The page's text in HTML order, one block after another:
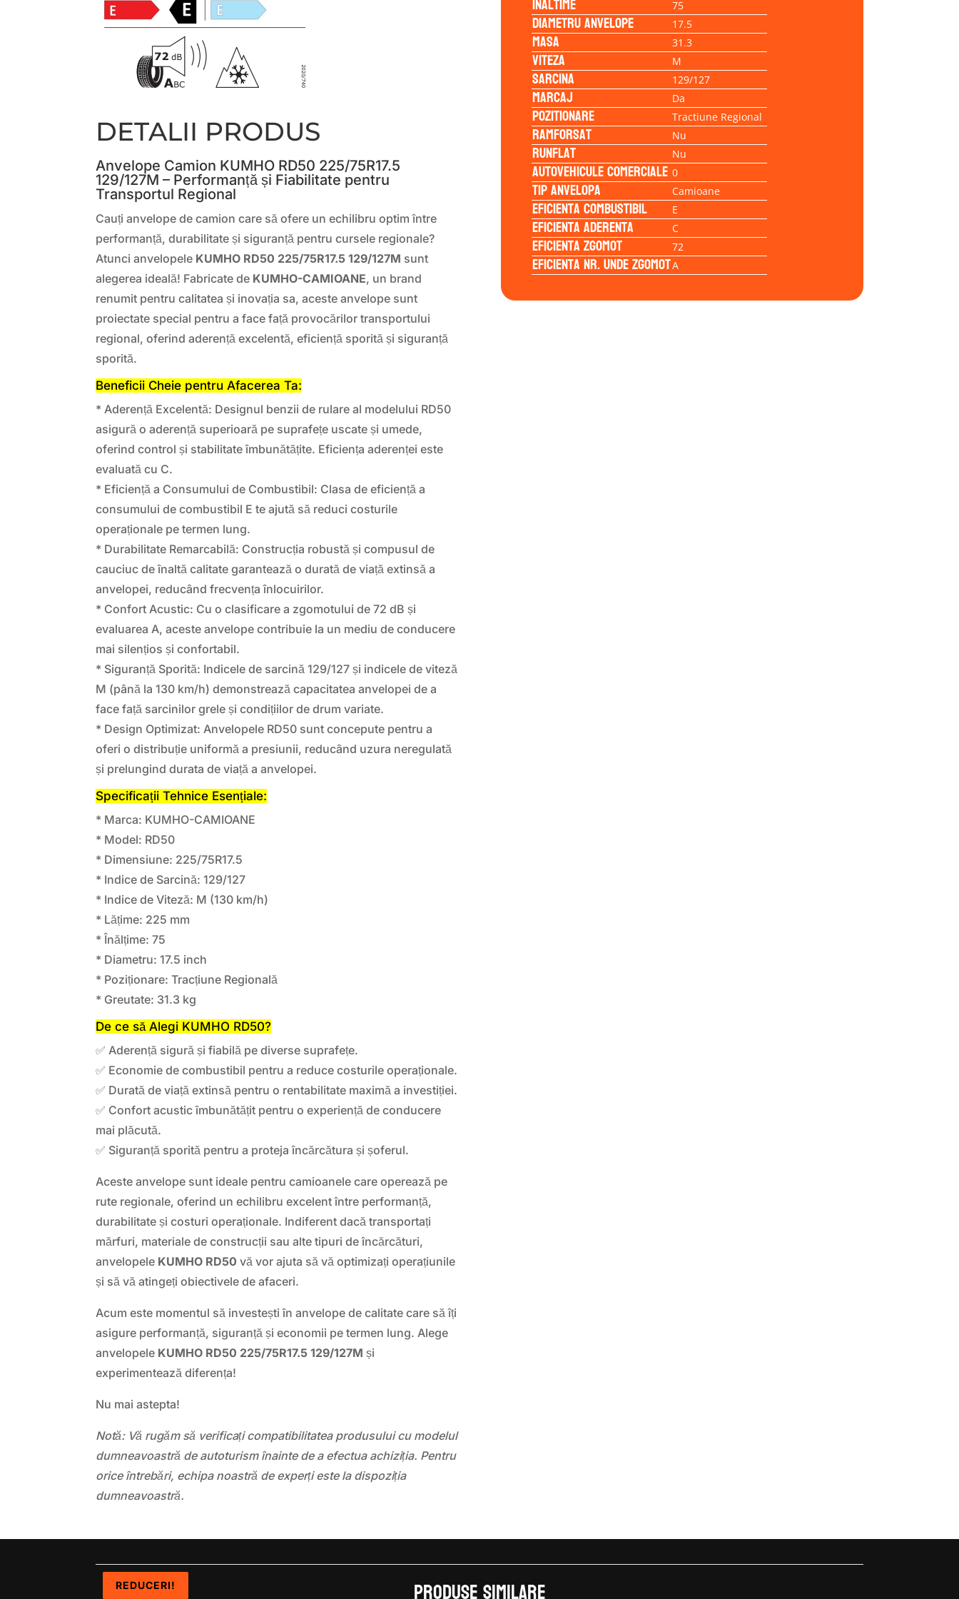
DETALII PRODUS
Anvelope Camion KUMHO RD50 225/75R17.5
129/127M – Performanță și Fiabilitate pentru
Transportul Regional
Cauți anvelope de camion care să ofere un echilibru optim între
performanță, durabilitate și siguranță pentru cursele regionale?
Atunci anvelopele KUMHO RD50 225/75R17.5 129/127M sunt
alegerea ideală! Fabricate de KUMHO-CAMIOANE, un brand
renumit pentru calitatea și inovația sa, aceste anvelope sunt
proiectate special pentru a face față provocărilor transportului
regional, oferind aderență excelentă, eficiență sporită și siguranță
sporită.
Beneficii Cheie pentru Afacerea Ta:
* Aderență Excelentă: Designul benzii de rulare al modelului RD50
asigură o aderență superioară pe suprafețe uscate și umede,
oferind control și stabilitate îmbunătățite. Eficiența aderenței este
evaluată cu C.
* Eficiență a Consumului de Combustibil: Clasa de eficiență a
consumului de combustibil E te ajută să reduci costurile
operaționale pe termen lung.
* Durabilitate Remarcabilă: Construcția robustă și compusul de
cauciuc de înaltă calitate garantează o durată de viață extinsă a
anvelopei, reducând frecvența înlocuirilor.
* Confort Acustic: Cu o clasificare a zgomotului de 72 dB și
evaluarea A, aceste anvelope contribuie la un mediu de conducere
mai silențios și confortabil.
* Siguranță Sporită: Indicele de sarcină 129/127 și indicele de viteză
M (până la 130 km/h) demonstrează capacitatea anvelopei de a
face față sarcinilor grele și condițiilor de drum variate.
* Design Optimizat: Anvelopele RD50 sunt concepute pentru a
oferi o distribuție uniformă a presiunii, reducând uzura neregulată
și prelungind durata de viață a anvelopei.
Specificații Tehnice Esențiale:
* Marca: KUMHO-CAMIOANE
* Model: RD50
* Dimensiune: 225/75R17.5
* Indice de Sarcină: 129/127
* Indice de Viteză: M (130 km/h)
* Lățime: 225 mm
* Înălțime: 75
* Diametru: 17.5 inch
* Poziționare: Tracțiune Regională
* Greutate: 31.3 kg
De ce să Alegi KUMHO RD50?
✅ Aderență sigură și fiabilă pe diverse suprafețe.
✅ Economie de combustibil pentru a reduce costurile operaționale.
✅ Durată de viață extinsă pentru o rentabilitate maximă a investiției.
✅ Confort acustic îmbunătățit pentru o experiență de conducere
mai plăcută.
✅ Siguranță sporită pentru a proteja încărcătura și șoferul.
Aceste anvelope sunt ideale pentru camioanele care operează pe
rute regionale, oferind un echilibru excelent între performanță,
durabilitate și costuri operaționale. Indiferent dacă transportați
mărfuri, materiale de construcții sau alte tipuri de încărcături,
anvelopele KUMHO RD50 vă vor ajuta să vă optimizați operațiunile
și să vă atingeți obiectivele de afaceri.
Acum este momentul să investești în anvelope de calitate care să îți
asigure performanță, siguranță și economii pe termen lung. Alege
anvelopele KUMHO RD50 225/75R17.5 129/127M și
experimentează diferența!
Nu mai astepta!
Notă: Vă rugăm să verificați compatibilitatea produsului cu modelul
dumneavoastră de autoturism înainte de a efectua achiziția. Pentru
orice întrebări, echipa noastră de experți este la dispoziția
dumneavoastră.
75
Diametru anvelope 17.5
Masa 31.3
Viteza M
Sarcina 129/127
Marcaj Da
Pozitionare Tractiune Regional
Ramforsat Nu
Runflat Nu
Autovehicule comerciale 0
Tip anvelopa Camioane
Eficienta Combustibil E
Eficienta Aderenta C
Eficienta Zgomot 72
Eficienta Nr. Unde ZgomotA
REDUCERI!
REDUCERI!
REDUCERI!
REDUCERI!